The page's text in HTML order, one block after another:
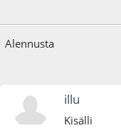
Alennusta
illu
Kisälli